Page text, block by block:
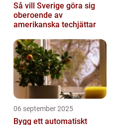
Så vill Sverige göra sig
oberoende av
amerikanska techjättar
06 september 2025
Bygg ett automatiskt